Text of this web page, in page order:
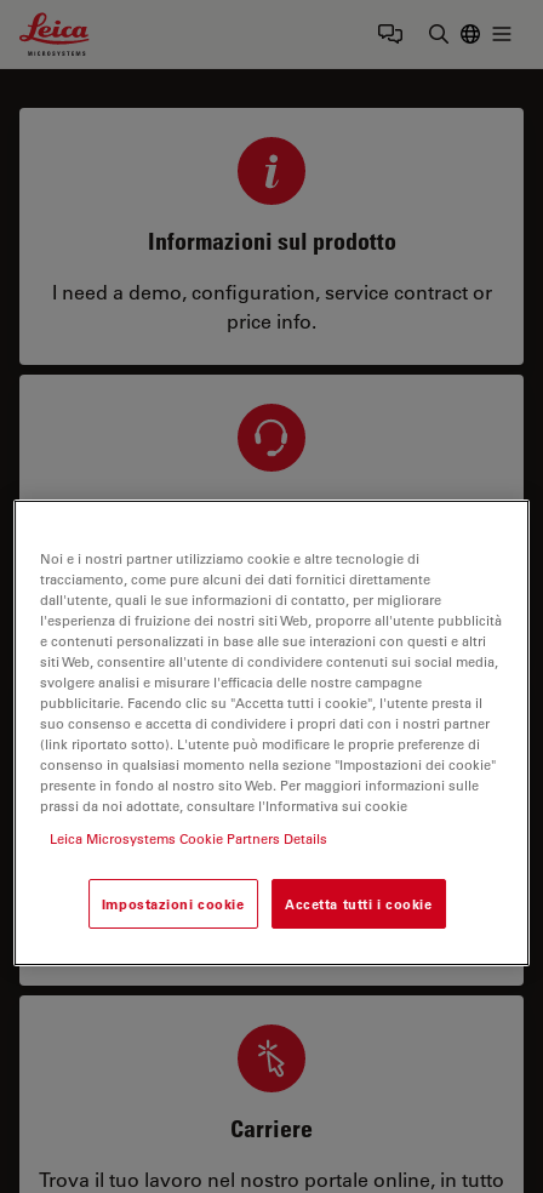
Leica Microsystems Logo
Informazioni sul prodotto
I need a demo, configuration, service contract or
price info.
Assistenza e riparazione
I need help keeping my system running: technical
service, repairs, spare parts, upgrades or software
licenses.
Supporto applicativo
Ho bisogno di assistenza o formazione su come
utilizzare correttamente il mio sistema oppure su
come eseguire un’applicazione specifica con il mio
Carriere
Trova il tuo lavoro nel nostro portale online, in tutto
Noi e i nostri partner utilizziamo cookie e altre tecnologie di
tracciamento, come pure alcuni dei dati fornitici direttamente
dall'utente, quali le sue informazioni di contatto, per migliorare
l'esperienza di fruizione dei nostri siti Web, proporre all'utente pubblicità
e contenuti personalizzati in base alle sue interazioni con questi e altri
siti Web, consentire all'utente di condividere contenuti sui social media,
svolgere analisi e misurare l'efficacia delle nostre campagne
pubblicitarie. Facendo clic su "Accetta tutti i cookie", l'utente presta il
suo consenso e accetta di condividere i propri dati con i nostri partner
(link riportato sotto). L'utente può modificare le proprie preferenze di
consenso in qualsiasi momento nella sezione "Impostazioni dei cookie"
presente in fondo al nostro sito Web. Per maggiori informazioni sulle
prassi da noi adottate, consultare l'Informativa sui cookie
Leica Microsystems Cookie Partners Details
Impostazioni cookie Accetta tutti i cookie